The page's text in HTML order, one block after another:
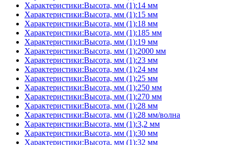
Характеристики:Высота, мм (1):14 мм
Характеристики:Высота, мм (1):15 мм
Характеристики:Высота, мм (1):18 мм
Характеристики:Высота, мм (1):185 мм
Характеристики:Высота, мм (1):19 мм
Характеристики:Высота, мм (1):2000 мм
Характеристики:Высота, мм (1):23 мм
Характеристики:Высота, мм (1):24 мм
Характеристики:Высота, мм (1):25 мм
Характеристики:Высота, мм (1):250 мм
Характеристики:Высота, мм (1):270 мм
Характеристики:Высота, мм (1):28 мм
Характеристики:Высота, мм (1):28 мм/волна
Характеристики:Высота, мм (1):3,2 мм
Характеристики:Высота, мм (1):30 мм
Характеристики:Высота, мм (1):32 мм